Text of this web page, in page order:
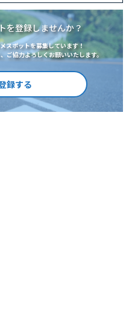
を登録しませんか？
スポットを募集しています！
ご協力よろしくお願いいたします。
録する